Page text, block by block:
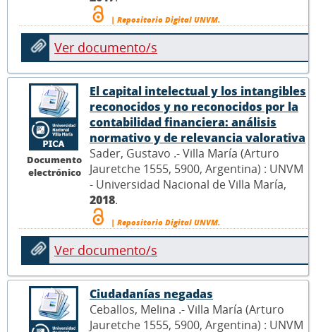
| Repositorio Digital UNVM.
Ver documento/s
Documento
electrónico
El capital intelectual y los intangibles
reconocidos y no reconocidos por la
contabilidad financiera: análisis
normativo y de relevancia valorativa
Sader, Gustavo .- Villa María (Arturo
Jauretche 1555, 5900, Argentina) : UNVM
- Universidad Nacional de Villa María,
2018.
| Repositorio Digital UNVM.
Ver documento/s
Ciudadanías negadas
Ceballos, Melina .- Villa María (Arturo
Jauretche 1555, 5900, Argentina) : UNVM